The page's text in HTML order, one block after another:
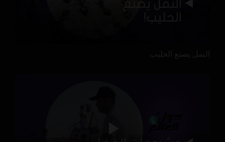
النمل يصنع الحليب